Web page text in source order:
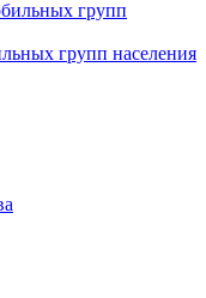
групп населения